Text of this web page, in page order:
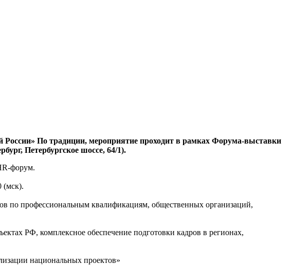
России» По традиции, мероприятие проходит в рамках Форума-выставки
Петербургское шоссе, 64/1).
форум.
(мск).
по профессиональным квалификациям, общественных организаций,
РФ, комплексное обеспечение подготовки кадров в регионах,
национальных проектов»